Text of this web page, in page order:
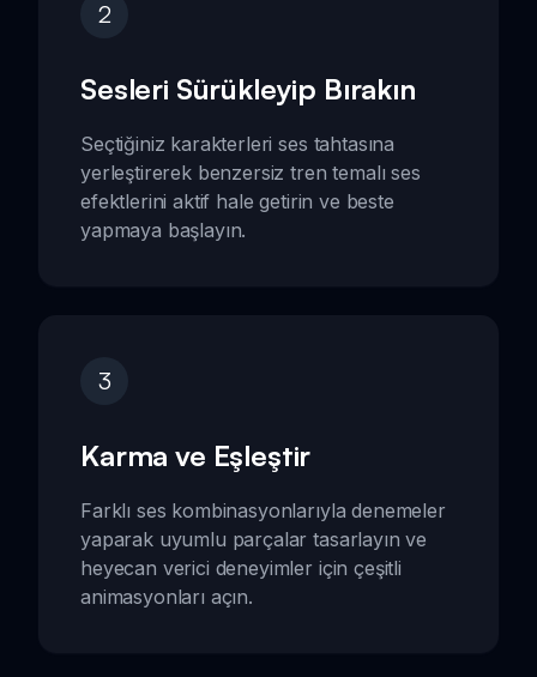
2
Sesleri Sürükleyip Bırakın
Seçtiğiniz karakterleri ses tahtasına
yerleştirerek benzersiz tren temalı ses
efektlerini aktif hale getirin ve beste
yapmaya başlayın.
3
Karma ve Eşleştir
Farklı ses kombinasyonlarıyla denemeler
yaparak uyumlu parçalar tasarlayın ve
heyecan verici deneyimler için çeşitli
animasyonları açın.